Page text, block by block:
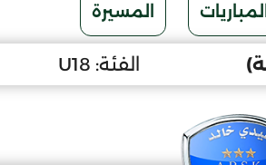
المباريات المسيرة
الفئة: U18